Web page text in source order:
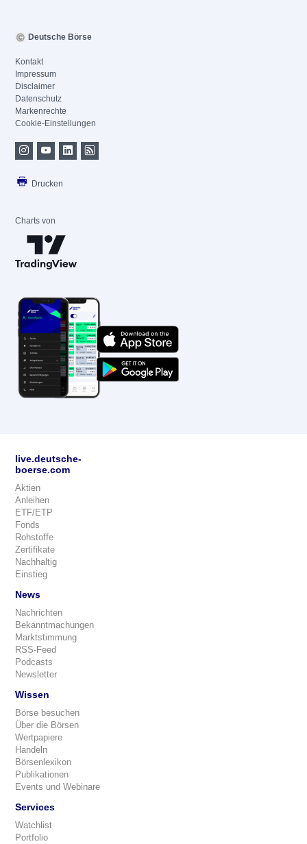
Deutsche Börse
Kontakt
Impressum
Disclaimer
Datenschutz
Markenrechte
Cookie-Einstellungen
Drucken
Charts von
live.deutsche-
boerse.com
Aktien
Anleihen
ETF/ETP
Fonds
Rohstoffe
Zertifikate
Nachhaltig
Einstieg
News
Nachrichten
Bekanntmachungen
Marktstimmung
RSS-Feed
Podcasts
Newsletter
Wissen
Börse besuchen
Über die Börsen
Wertpapiere
Handeln
Börsenlexikon
Publikationen
Events und Webinare
Services
Watchlist
Portfolio